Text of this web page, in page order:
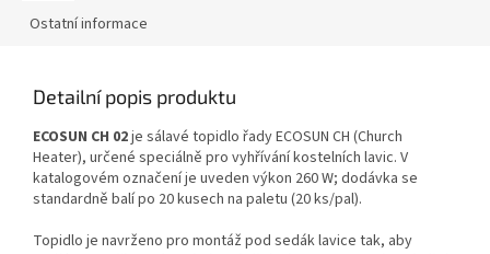
Ostatní informace
Detailní popis produktu
ECOSUN CH 02je sálavé topidlo řady ECOSUN CH (Church
Heater), určené speciálně pro vyhřívání kostelních lavic. V
katalogovém označení je uveden výkon 260 W; dodávka se
standardně balí po 20 kusech na paletu (20 ks/pal).
Topidlo je navrženo pro montáž pod sedák lavice tak, aby